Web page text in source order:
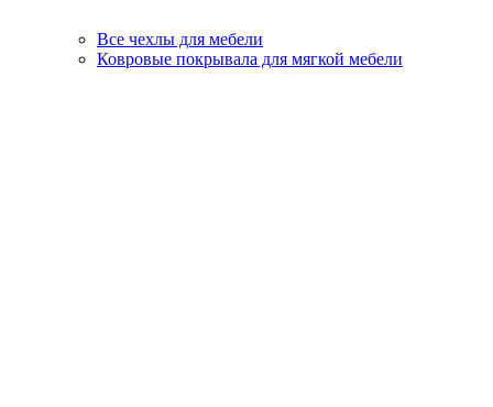
Все чехлы для мебели
Ковровые покрывала для мягкой мебели